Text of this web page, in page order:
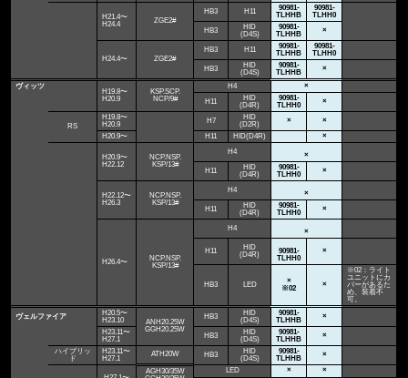
H21.4〜
H24.4
ZGE2#
HB3 H11
90981-
TLHHB
90981-
TLHH0
HB3
HID
(D4S)
90981-
TLHHB
×
H24.4〜 ZGE2#
HB3 H11
90981-
TLHHB
90981-
TLHH0
HB3
HID
(D4S)
90981-
TLHHB
×
ヴィッツ
H19.8〜
H20.9
KSP.SCP.
NCP/9#
H4
×
H11
HID
(D4R)
90981-
TLHH0
×
RS
H19.8〜
H20.9
H7
HID
(D2R)
×
×
H20.9〜
H11 HID(D4R) ×
H20.9〜
H22.12
NCP.NSP.
KSP/13#
H4
×
H11
HID
(D4R)
90981-
TLHH0
×
H22.12〜
H26.3
NCP.NSP.
KSP/13#
H4
×
H11
HID
(D4R)
90981-
TLHH0
×
H26.4〜
NCP.NSP.
KSP/13#
H4 ×
H11
HID
(D4R)
90981-
TLHH0
×
HB3 LED
×
※02
×
※02：ライト
ユニットにカ
バーがあるた
め、装着不
可。
ヴェルファイア
H20.5〜
H23.10
ANH20.25W
GGH20.25W
HB3
HID
(D4S)
90981-
TLHHB
×
H23.11〜
H27.1
HB3
HID
(D4S)
90981-
TLHHB
×
ハイブリッ
ド
H23.11〜
H27.1
ATH20W HB3
HID
(D4S)
90981-
TLHHB
×
AGH30/35W
LED × ×